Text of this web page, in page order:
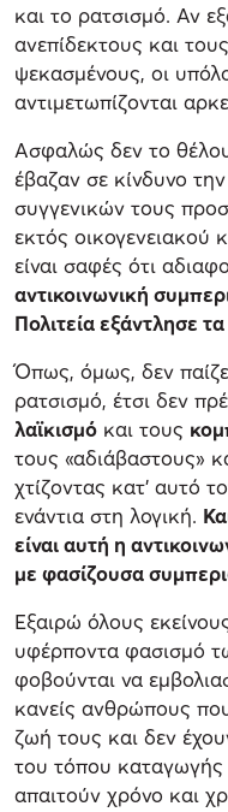
και το ρατσισμό. Αν
ανεπίδεκτους και
ψεκασμένους, οι
αντιμετωπίζονται
Ασφαλώς δεν το
έβαζαν σε κίνδυνο
συγγενικών τους
εκτός οικογενειακού
είναι σαφές ότι
αντικοινωνική
Πολιτεία εξάντλησε
Όπως, όμως, δεν
ρατσισμό, έτσι δεν
λαϊκισμό και τους
τους «αδιάβαστους»
χτίζοντας κατ’ αυτό
ενάντια στη λογική.
είναι αυτή η
με φασίζουσα
Εξαιρώ όλους
υφέρποντα φασισμό
φοβούνται να
κανείς ανθρώπους
ζωή τους και δεν
του τόπου καταγωγής
απαιτούν χρόνο και